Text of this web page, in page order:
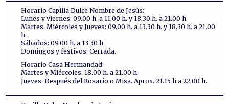
Horario Capilla Dulce Nombre de Jesús:
Lunes y viernes: 09.00 h. a 11.00 h. y 18.30 h. a 21.00 h.
Martes, Miércoles y Jueves: 09.00 h. a 13.30 h. y 18.30 h. a 21.00
h.
Sábados: 09.00 h. a 13.30 h.
Domingos y festivos: Cerrada.
Horario Casa Hermandad:
Martes y Miércoles: 18.00 h. a 21.00 h.
Jueves: Después del Rosario o Misa. Aprox. 21.15 h a 22.00 h.